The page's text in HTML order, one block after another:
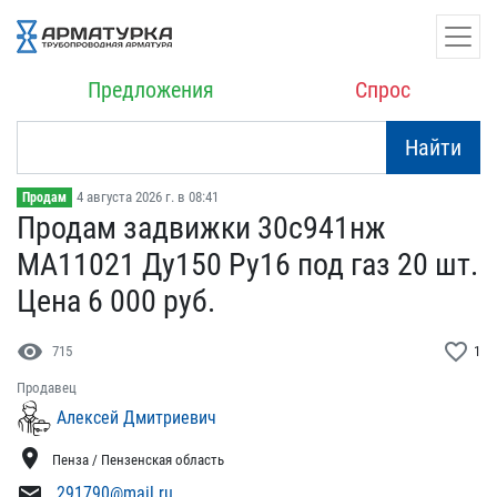
Предложения Спрос
Найти
Продам 4 августа 2026 г. в 08:41
Продам задвижки 30с941нж​
МА11021 Ду150 Ру16 п​од газ 20 шт.
Цена 6 ​000 руб.
visibility 715 favorite_border 1
Продавец
Алексей Дмитриевич
location_on Пенза / Пензенская область